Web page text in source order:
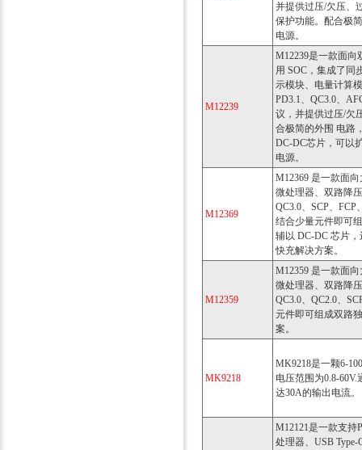
并提供过压/欠压、
保护功能。配合极
电源。
M12239
M12239是一款面向
用 SOC，集成了同
示模块、电量计算
PD3.1、QC3.0、
议，并提供过压/欠
合极简的外围 电路
DC-DC芯片，可以
电源。
M12369
M12369 是一款面
微处理器、双路降
QC3.0、SCP、
结合少量元件即可
辅以 DC-DC 芯片
快充解决方案。
M12359
M12359 是一款面
微处理器、双路降
QC3.0、QC2.0、
元件即可组成双路
案。
MK9218
MK9218是一颗6-
电压范围为0.8-
达30A的输出电流。
M12121是一款支持
处理器、USB